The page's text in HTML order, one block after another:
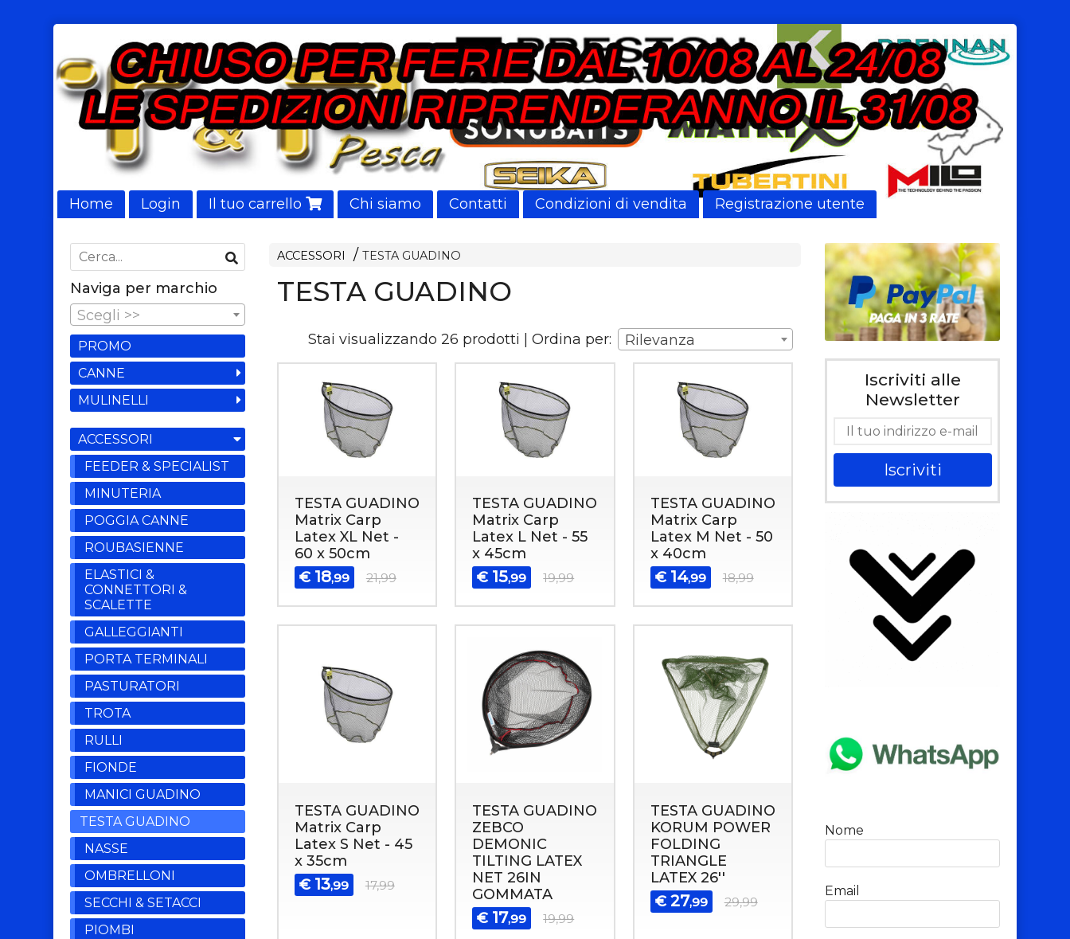
Home Login Il tuo carrello Chi siamo Contatti Condizioni di vendita
Registrazione utente
ACCESSORI TESTA GUADINO
TESTA GUADINO
Stai visualizzando 26 prodotti | Ordina per: Rilevanza
TESTA GUADINO
Matrix Carp
Latex XL Net -
60 x 50cm
€ 18,99 21,99
TESTA GUADINO
Matrix Carp
Latex L Net - 55
x 45cm
€ 15,99 19,99
TESTA GUADINO
Matrix Carp
Latex M Net - 50
x 40cm
€ 14,99 18,99
TESTA GUADINO
Matrix Carp
Latex S Net - 45
x 35cm
€ 13,99 17,99
TESTA GUADINO
ZEBCO
DEMONIC
TILTING LATEX
NET 26IN
GOMMATA
€ 17,99 19,99
TESTA GUADINO
KORUM POWER
FOLDING
TRIANGLE
LATEX 26''
€ 27,99 29,99
Naviga per marchio
Scegli >>
PROMO
CANNE
MULINELLI
ACCESSORI
FEEDER & SPECIALIST
MINUTERIA
POGGIA CANNE
ROUBASIENNE
ELASTICI &
CONNETTORI &
SCALETTE
GALLEGGIANTI
PORTA TERMINALI
PASTURATORI
TROTA
RULLI
FIONDE
MANICI GUADINO
TESTA GUADINO
NASSE
OMBRELLONI
SECCHI & SETACCI
PIOMBI
Iscriviti alle
Newsletter
Iscriviti
Nome
Email